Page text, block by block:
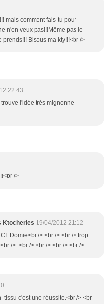
mais comment fais-tu pour
n'en veux pas!!!Même pas le
prends!!! Bisous ma kty!!!<br />
22:43
l'idée très mignonne.
/>
Ktocheries 19/04/2012 21:12
Domie<br /> <br /> <br /> trop
/> <br /> <br /> <br /> <br />
tissu c'est une réussite.<br /> <br